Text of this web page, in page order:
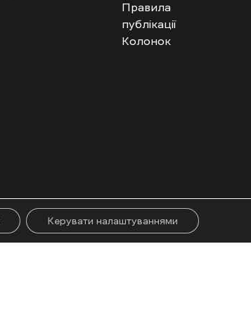
Правила
публікації
Колонок
Керувати налаштуваннями